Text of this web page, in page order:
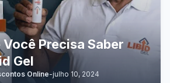
Precisa Saber
Gel
Online-julho 10, 2024